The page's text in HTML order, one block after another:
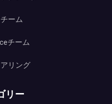
ーム
チーム
リング
リー